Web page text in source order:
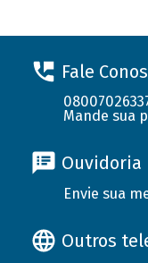
Fale
Mande sua
Ouvidoria
Envie sua
Outros